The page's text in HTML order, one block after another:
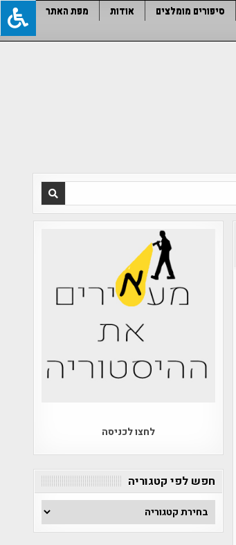
סיפורים מומלצים אודות
מפת האתר
לחצו לכניסה
חפש לפי קטגוריה
חפש
לפי
קטגוריה